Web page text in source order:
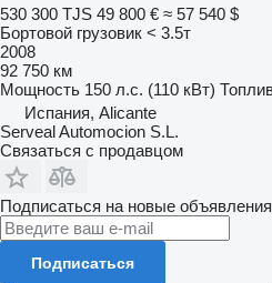
530 300 TJS 49 800 € ≈ 57 540 $
Бортовой грузовик < 3.5т
2008
92 750 км
Мощность 150 л.с. (110 кВт)
Испания, Alicante
Serveal Automocion S.L.
Связаться с продавцом
Подписаться на новые
Подписаться